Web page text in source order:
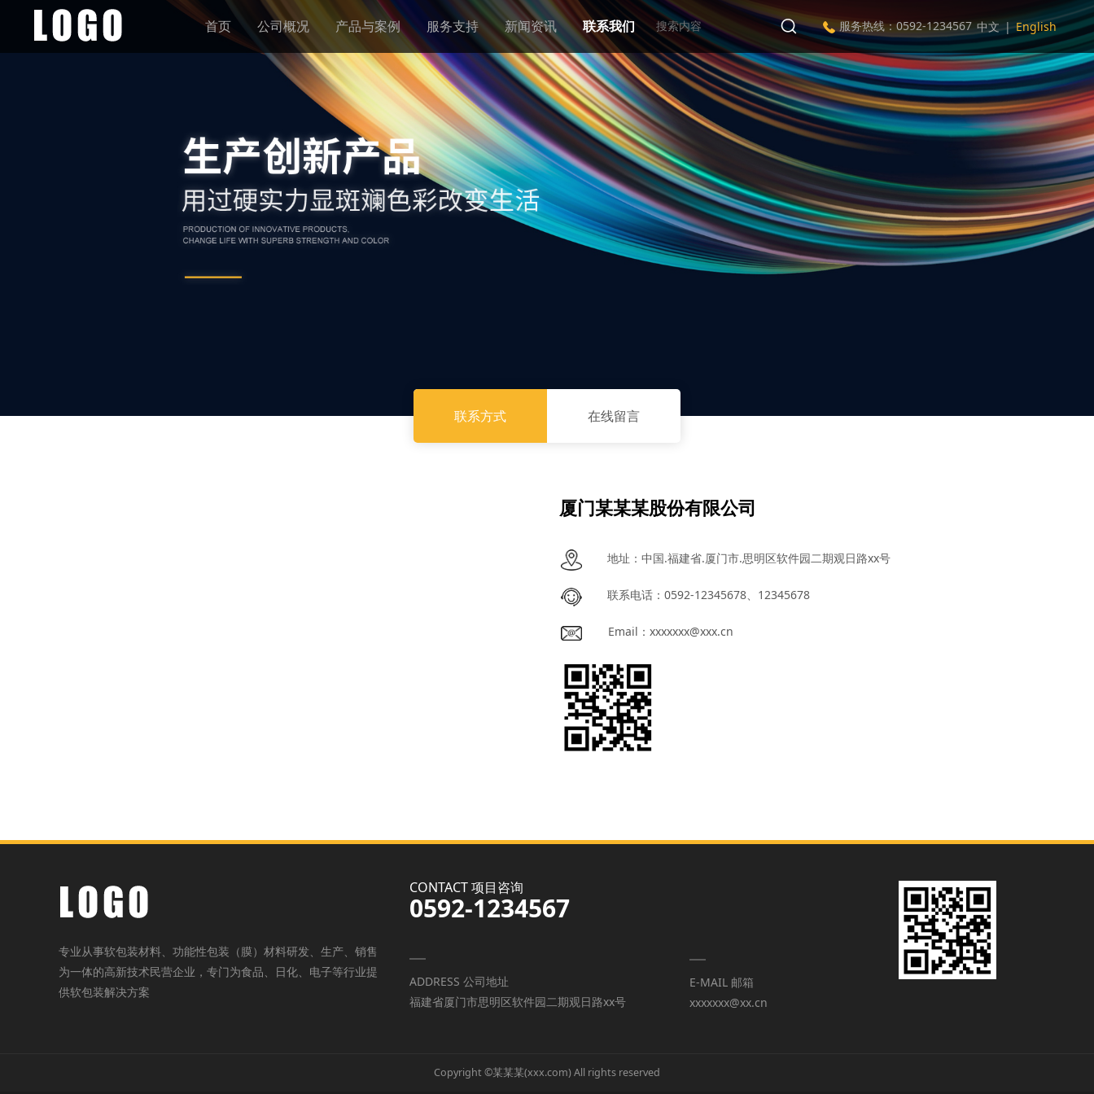
中文 | English
服务热线：0592-1234567
首页 公司概况 产品与案例 服务支持 新闻资讯 联系我们
联系方式 在线留言
厦门某某某股份有限公司
地址：中国.福建省.厦门市.思明区软件园二期观日路xx号
联系电话：0592-12345678、12345678
Email：xxxxxxx@xxx.cn
专业从事软包装材料、功能性包装（膜）材料研发、生产、销售
为一体的高新技术民营企业，专门为食品、日化、电子等行业提
供软包装解决方案
CONTACT 项目咨询
0592-1234567
ADDRESS 公司地址
福建省厦门市思明区软件园二期观日路xx号
E-MAIL 邮箱
xxxxxxx@xx.cn
Copyright ©某某某(xxx.com) All rights reserved